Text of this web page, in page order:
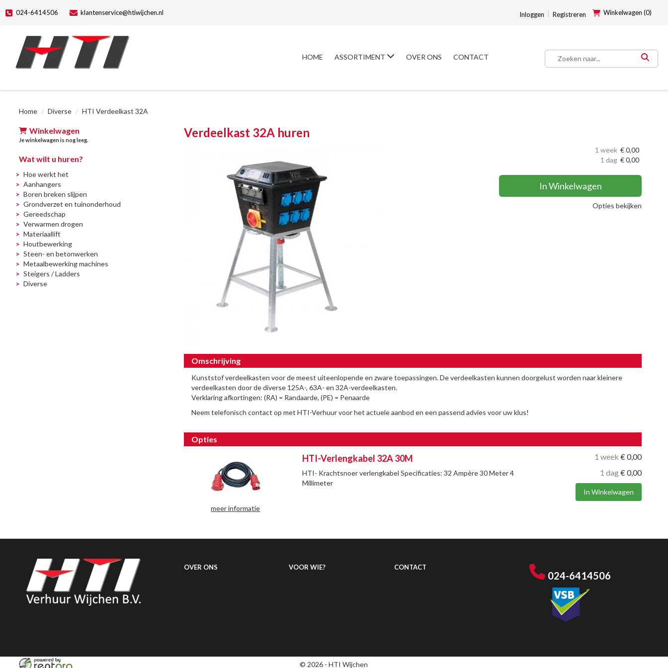
024-6414506 klantenservice@htiwijchen.nl Inloggen Registreren Winkelwagen (0)
HOME ASSORTIMENT OVER ONS CONTACT
Home Diverse HTI Verdeelkast 32A
Winkelwagen
Je winkelwagen is nog leeg.
Wat wilt u huren?
Hoe werkt het
Aanhangers
Boren breken slijpen
Grondverzet en tuinonderhoud
Gereedschap
Verwarmen drogen
Materiaallift
Houtbewerking
Steen- en betonwerken
Metaalbewerking machines
Steigers / Ladders
Diverse
Verdeelkast 32A huren
1 dag €0,00
1 week €0,00
In Winkelwagen
Opties bekijken
Omschrijving
Kunststof verdeelkasten voor de meest uiteenlopende en zware toepassingen. De verdeelkasten kunnen doorgelust worden naar kleinere
verdeelkasten door de diverse 125A-, 63A- en 32A-verdeelkasten.
Verklaring afkortingen: (RA) = Randaarde, (PE) = Penaarde
Neem telefonisch contact op met HTI-Verhuur voor het actuele aanbod en een passend advies voor uw klus!
Opties
meer informatie
1 week €0,00
1 dag€0,00
In Winkelwagen
HTI-Verlengkabel 32A 30M
HTI- Krachtsnoer verlengkabel Specificaties: 32 Ampère 30 Meter 4
Millimeter
OVER ONS VOOR WIE? CONTACT
024-6414506
© 2026 - HTI Wijchen